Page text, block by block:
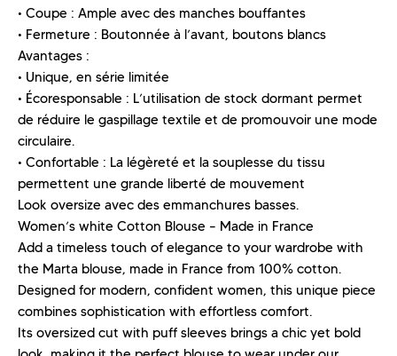
• Coupe : Ample avec des manches bouffantes
• Fermeture : Boutonnée à l’avant, boutons blancs
Avantages :
• Unique, en série limitée
• Écoresponsable : L’utilisation de stock dormant permet
de réduire le gaspillage textile et de promouvoir une mode
circulaire.
• Confortable : La légèreté et la souplesse du tissu
permettent une grande liberté de mouvement
Look oversize avec des emmanchures basses.
Women’s white Cotton Blouse – Made in France
Add a timeless touch of elegance to your wardrobe with
the Marta blouse, made in France from 100% cotton.
Designed for modern, confident women, this unique piece
combines sophistication with effortless comfort.
Its oversized cut with puff sleeves brings a chic yet bold